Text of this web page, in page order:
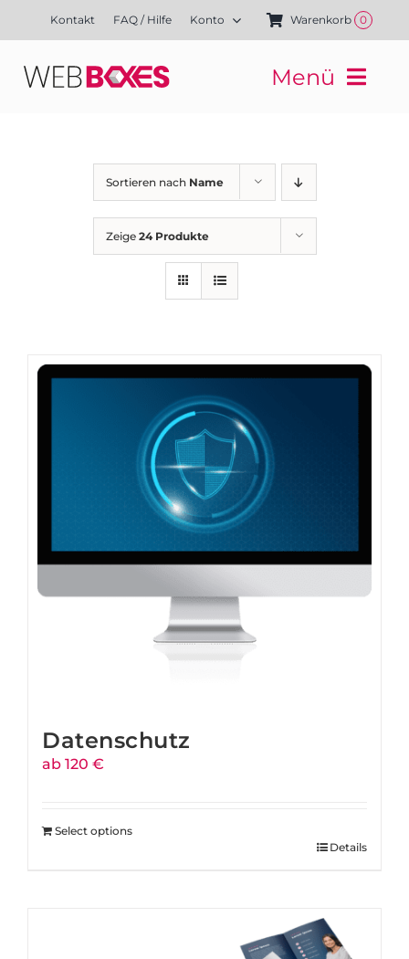
Kontakt FAQ / Hilfe Konto Warenkorb 0
Menü
Kampagnen
Referenzen
Finanzierung
Sortieren nach Name
Zeige 24 Produkte
Datenschutz
ab 120 €
Select options
Details